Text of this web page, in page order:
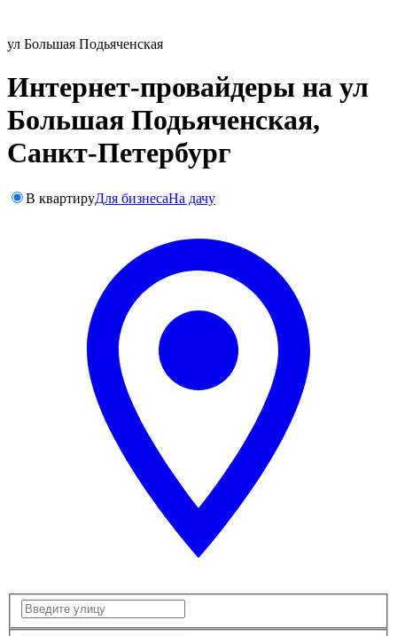
ул Большая Подьяченская
Интернет-провайдеры на ул
Большая Подьяченская,
Санкт-Петербург
В квартируДля бизнесаНа дачу